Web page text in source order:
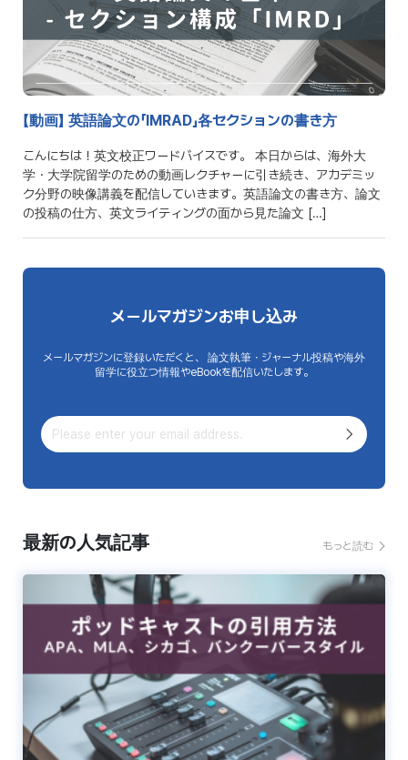
【動画】 英語論文の「IMRAD」各セクションの書き方
こんにちは！英文校正ワードバイスです。 本日からは、海外大
学・大学院留学のための動画レクチャーに引き続き、アカデミッ
ク分野の映像講義を配信していきます。英語論文の書き方、論文
の投稿の仕方、英文ライティングの面から見た論文 […]
メールマガジンお申し込み
メールマガジンに登録いただくと、 論文執筆・ジャーナル投稿や海外
留学に役立つ情報やeBookを配信いたします。
最新の人気記事 もっと読む